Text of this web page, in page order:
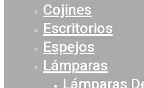
Cojines
Escritorios
Espejos
Lámparas
Lámparas